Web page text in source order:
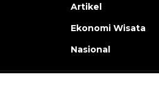
Artikel
Ekonomi Wisata
Nasional